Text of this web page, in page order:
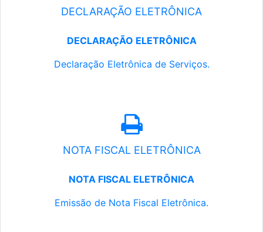
DECLARAÇÃO ELETRÔNICA
DECLARAÇÃO ELETRÔNICA
Declaração Eletrônica de Serviços.
NOTA FISCAL ELETRÔNICA
NOTA FISCAL ELETRÔNICA
Emissão de Nota Fiscal Eletrônica.